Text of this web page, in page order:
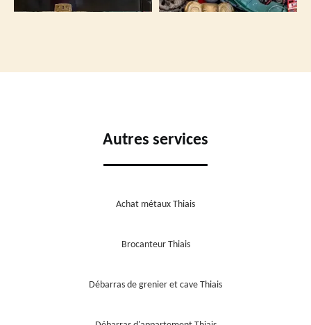
Autres services
Achat métaux Thiais
Brocanteur Thiais
Débarras de grenier et cave Thiais